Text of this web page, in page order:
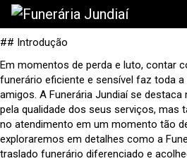
## Introdução
Em momentos de perda e luto, contar
funerário eficiente e sensível faz toda
amigos. A Funerária Jundiaí se
pela qualidade dos seus serviços, mas
no atendimento em um momento tão
exploraremos em detalhes como a
traslado funerário diferenciado e